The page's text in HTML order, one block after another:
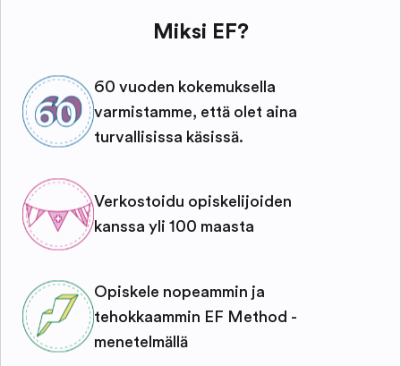
Miksi EF?
60 vuoden kokemuksella
varmistamme, että olet aina
turvallisissa käsissä.
Verkostoidu opiskelijoiden
kanssa yli 100 maasta
Opiskele nopeammin ja
tehokkaammin EF Method -
menetelmällä